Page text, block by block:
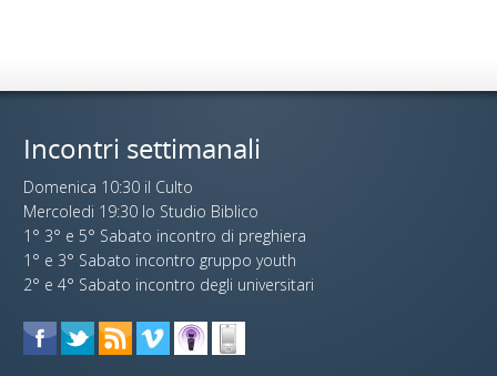
Incontri settimanali
Domenica 10:30 il Culto
Mercoledi 19:30 lo Studio Biblico
1° 3° e 5° Sabato incontro di preghiera
1° e 3° Sabato incontro gruppo youth
2° e 4° Sabato incontro degli universitari